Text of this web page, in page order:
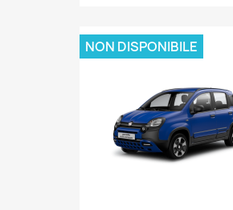
NON DISPONIBILE